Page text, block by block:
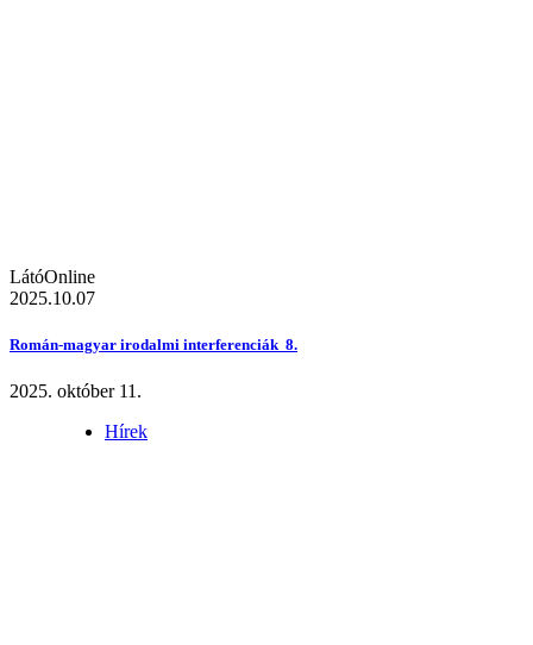
LátóOnline
2025.10.07
Román-magyar irodalmi interferenciák 8.
2025. október 11.
Hírek